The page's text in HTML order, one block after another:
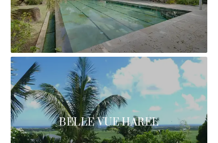
BELLE VUE HAREL